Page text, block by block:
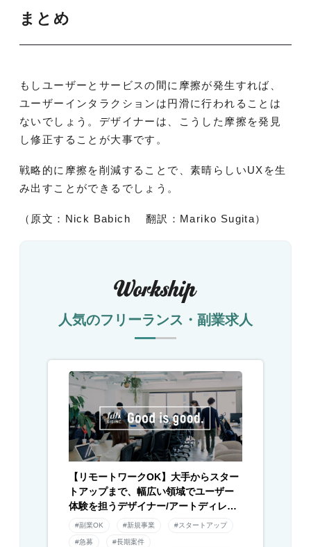
まとめ
もしユーザーとサービスの間に摩擦が発生すれば、
ユーザーインタラクションは円滑に行われることは
ないでしょう。デザイナーは、こうした摩擦を発見
し修正することが大事です。
戦略的に摩擦を削減することで、素晴らしいUXを生
み出すことができるでしょう。
（原文：Nick Babich 翻訳：Mariko Sugita）
人気のフリーランス・副業求人
【リモートワークOK】大手からスター
トアップまで、幅広い領域でユーザー
体験を担うデザイナー/アートディレク
ター募集！
#副業OK #新規事業 #スタートアップ
#急募 #長期案件